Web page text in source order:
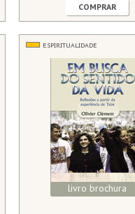
COMPRAR
ESPIRITUALIDADE
livro brochura